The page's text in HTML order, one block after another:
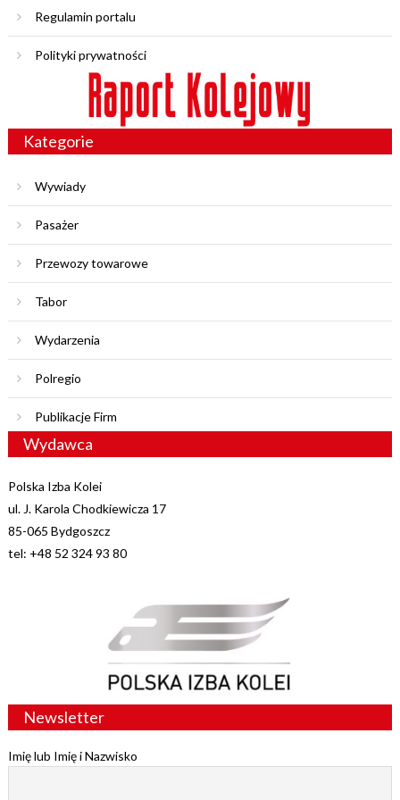
Regulamin portalu
Polityki prywatności
Kategorie
Wywiady
Pasażer
Przewozy towarowe
Tabor
Wydarzenia
Polregio
Publikacje Firm
Wydawca
Polska Izba Kolei
ul. J. Karola Chodkiewicza 17
85-065 Bydgoszcz
tel: +48 52 324 93 80
Newsletter
Imię lub Imię i Nazwisko